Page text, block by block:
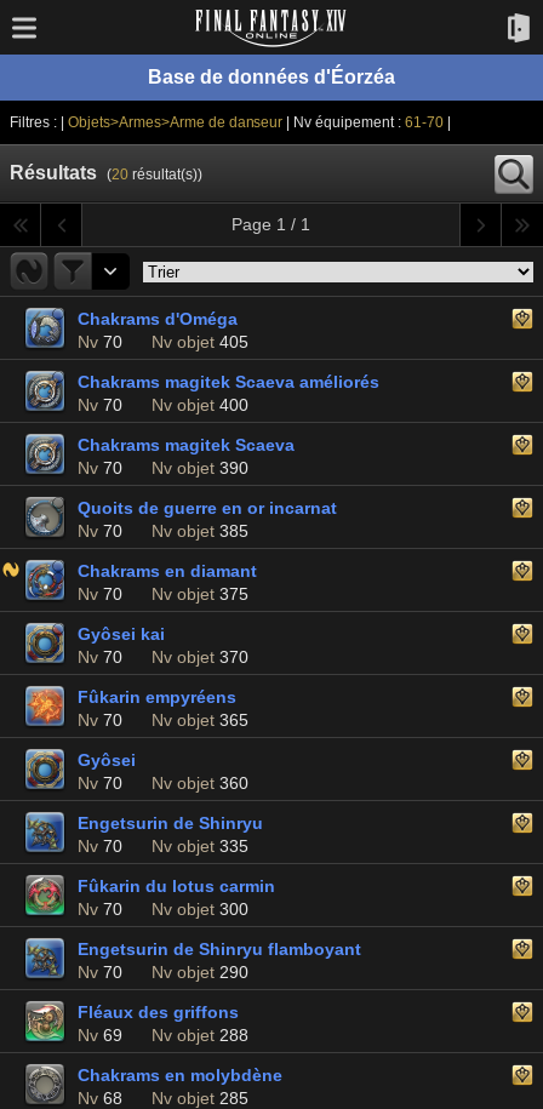
Base de données d'Éorzéa
Filtres : | Objets>Armes>Arme de danseur | Nv équipement :61-70
Résultats (20résultat(s))
Page 1 / 1
Chakrams d'Oméga
Nv 70 Nv objet 405
Chakrams magitek Scaeva améliorés
Nv 70 Nv objet 400
Chakrams magitek Scaeva
Nv 70 Nv objet 390
Quoits de guerre en or incarnat
Nv 70 Nv objet 385
Chakrams en diamant
Nv 70 Nv objet 375
Gyôsei kai
Nv 70 Nv objet 370
Fûkarin empyréens
Nv 70 Nv objet 365
Gyôsei
Nv 70 Nv objet 360
Engetsurin de Shinryu
Nv 70 Nv objet 335
Fûkarin du lotus carmin
Nv 70 Nv objet 300
Engetsurin de Shinryu flamboyant
Nv 70 Nv objet 290
Fléaux des griffons
Nv 69 Nv objet 288
Chakrams en molybdène
Nv 68 Nv objet 285